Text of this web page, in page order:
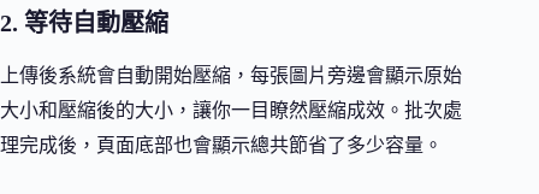
2. 等待自動壓縮
上傳後系統會自動開始壓縮，每張圖片旁邊會顯示原始
大小和壓縮後的大小，讓你一目瞭然壓縮成效。批次處
理完成後，頁面底部也會顯示總共節省了多少容量。